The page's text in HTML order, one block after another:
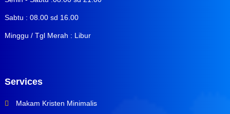
Sabtu : 08.00 sd 16.00
Minggu / Tgl Merah : Libur
Services
Makam Kristen Minimalis